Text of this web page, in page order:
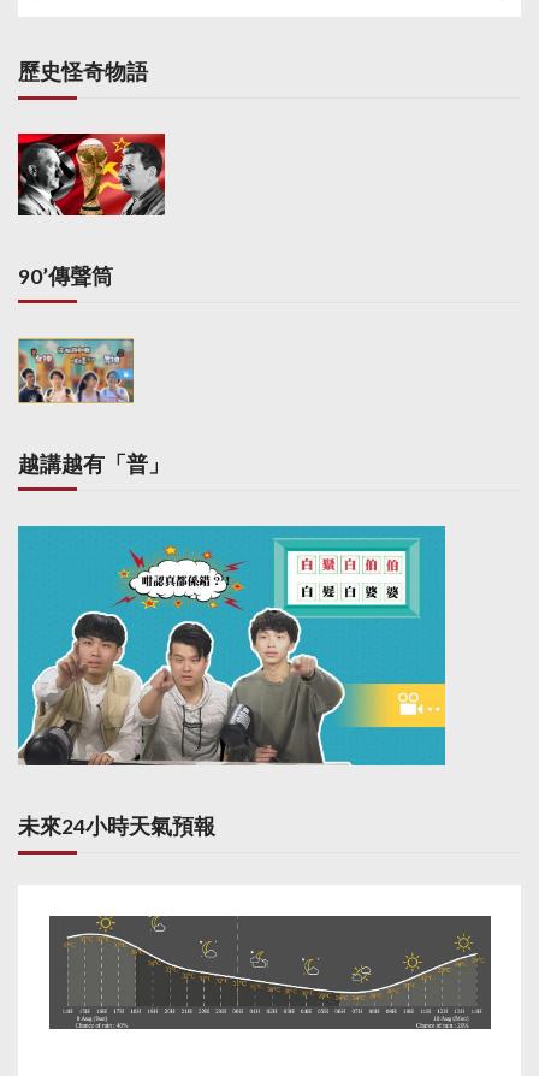
歷史怪奇物語
90’傳聲筒
越講越有「普」
未來24小時天氣預報